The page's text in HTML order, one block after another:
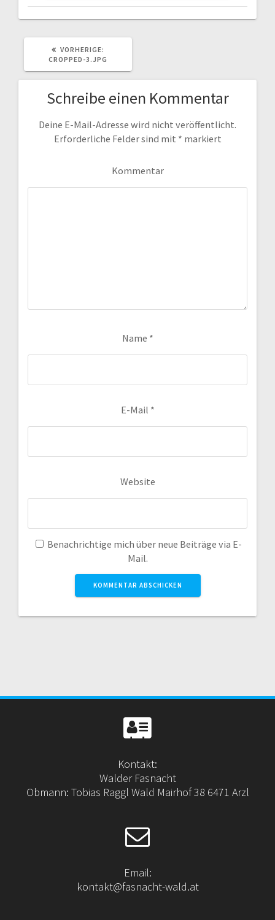
VORHERIGE:
BEITRAG:
CROPPED-3.JPG
Schreibe einen Kommentar
Deine E-Mail-Adresse wird nicht veröffentlicht.
Erforderliche Felder sind mit * markiert
Kommentar
Name *
E-Mail *
Website
Benachrichtige mich über neue Beiträge via E-
Mail.
Kontakt:
Walder Fasnacht
Obmann: Tobias Raggl Wald Mairhof 38 6471 Arzl
Email:
kontakt@fasnacht-wald.at